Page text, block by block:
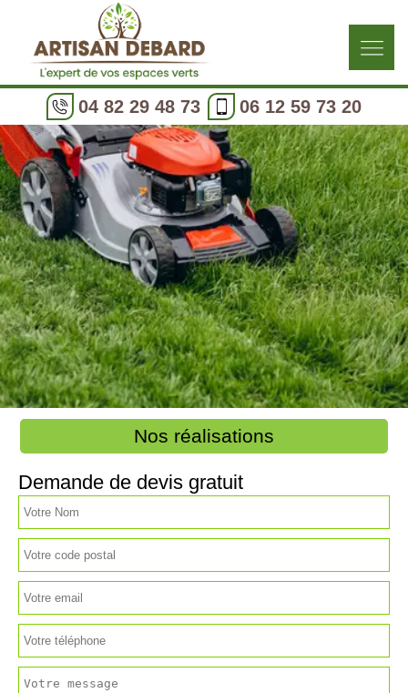
04 82 29 48 73 06 12 59 73 20
Nos réalisations
Demande de devis gratuit